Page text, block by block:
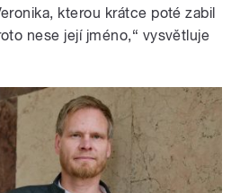
kterou krátce poté zabil
nese její jméno,“ vysvětluje